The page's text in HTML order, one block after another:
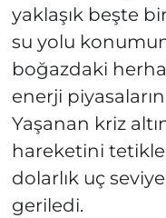
yaklaşık beşte
su yolu
boğazdaki
enerji
Yaşanan kriz
hareketini
dolarlık uç
geriledi.